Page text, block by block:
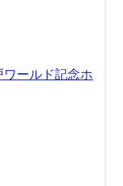
ールド記念ホ